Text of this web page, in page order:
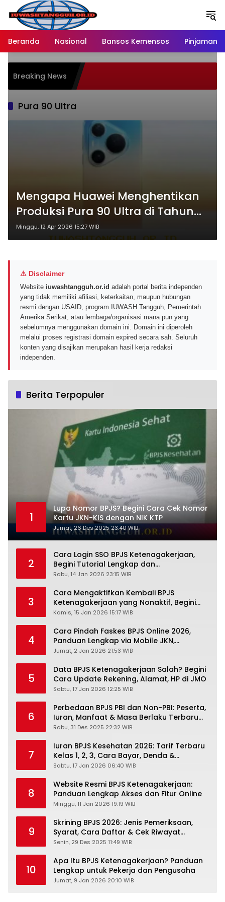
Langsung
konten
Beranda
Nasional Bansos Kemensos Pinjaman
Breaking News
Pura 90 Ultra
Mengapa Huawei Menghentikan
Produksi Pura 90 Ultra di Tahun
2026? Simak Penyebabnya!
Minggu, 12 Apr 2026 15:27 WIB
⚠ Disclaimer
Website iuwashtangguh.or.id adalah portal berita independen
yang tidak memiliki afiliasi, keterkaitan, maupun hubungan
resmi dengan USAID, program IUWASH Tangguh, Pemerintah
Amerika Serikat, atau lembaga/organisasi mana pun yang
sebelumnya menggunakan domain ini. Domain ini diperoleh
melalui proses registrasi domain expired secara sah. Seluruh
konten yang disajikan merupakan hasil kerja redaksi
independen.
Berita Terpopuler
1
Lupa Nomor BPJS? Begini Cara Cek Nomor
Kartu JKN-KIS dengan NIK KTP
Jumat, 26 Des 2025 23:40 WIB
2
Cara Login SSO BPJS Ketenagakerjaan,
Begini Tutorial Lengkap dan
Pengertiannya
Rabu, 14 Jan 2026 23:15 WIB
3
Cara Mengaktifkan Kembali BPJS
Ketenagakerjaan yang Nonaktif, Begini
Panduan Lengkapnya
Kamis, 15 Jan 2026 15:17 WIB
4
Cara Pindah Faskes BPJS Online 2026,
Panduan Lengkap via Mobile JKN,
PANDAWA & Offiline Kantor Cabang
Jumat, 2 Jan 2026 21:53 WIB
5
Data BPJS Ketenagakerjaan Salah? Begini
Cara Update Rekening, Alamat, HP di JMO
Sabtu, 17 Jan 2026 12:25 WIB
6
Perbedaan BPJS PBI dan Non-PBI: Peserta,
Iuran, Manfaat & Masa Berlaku Terbaru
2026
Rabu, 31 Des 2025 22:32 WIB
7
Iuran BPJS Kesehatan 2026: Tarif Terbaru
Kelas 1, 2, 3, Cara Bayar, Denda &
Panduan Lengkap Peserta JKN-KIS
Sabtu, 17 Jan 2026 06:40 WIB
8
Website Resmi BPJS Ketenagakerjaan:
Panduan Lengkap Akses dan Fitur Online
Minggu, 11 Jan 2026 19:19 WIB
9
Skrining BPJS 2026: Jenis Pemeriksaan,
Syarat, Cara Daftar & Cek Riwayat
Kesehatan Gratis
Senin, 29 Des 2025 11:49 WIB
10
Apa Itu BPJS Ketenagakerjaan? Panduan
Lengkap untuk Pekerja dan Pengusaha
Jumat, 9 Jan 2026 20:10 WIB